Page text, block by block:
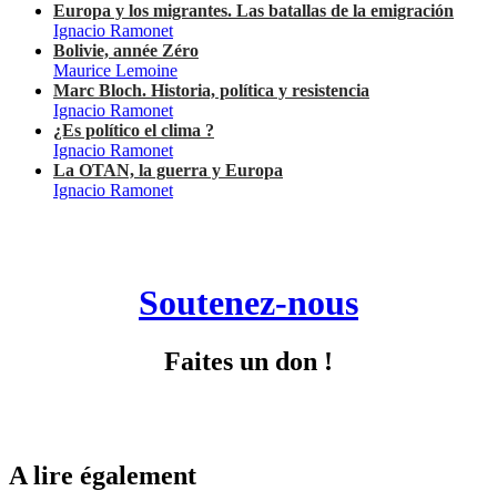
Europa y los migrantes. Las batallas de la emigración
Ignacio Ramonet
Bolivie, année Zéro
Maurice Lemoine
Marc Bloch. Historia, política y resistencia
Ignacio Ramonet
¿Es político el clima ?
Ignacio Ramonet
La OTAN, la guerra y Europa
Ignacio Ramonet
Soutenez-nous
Faites un don !
A lire également